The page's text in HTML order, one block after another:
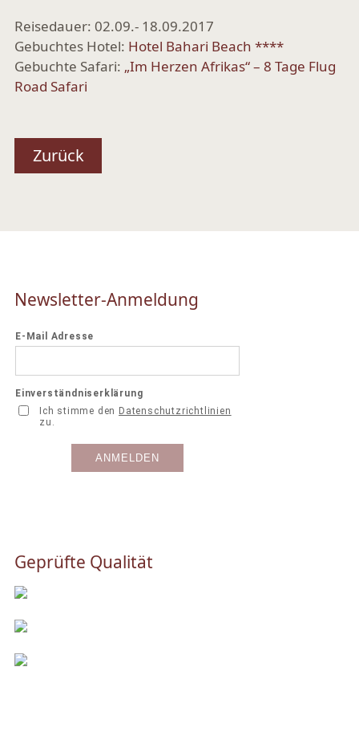
Reisedauer: 02.09.- 18.09.2017
Gebuchtes Hotel: Hotel Bahari Beach ****
Gebuchte Safari: „Im Herzen Afrikas“ – 8 Tage Flug
Road Safari
Zurück
Newsletter-Anmeldung
Geprüfte Qualität